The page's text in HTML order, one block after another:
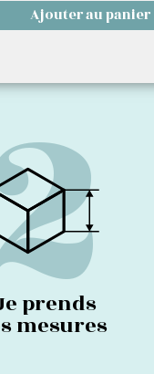
Ajouter au panier
prends
mesures